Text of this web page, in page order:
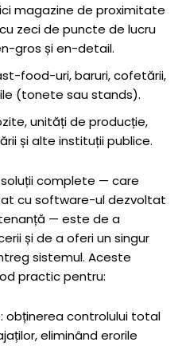
magazine de proximitate
zeci de puncte de lucru
gros și en-detail.
food-uri, baruri, cofetării,
(tonete sau stands).
unități de producție,
și alte instituții publice.
complete — care
cu software-ul dezvoltat
— este de a
și de a oferi un singur
sistemul. Aceste
practic pentru:
obținerea controlului total
eliminând erorile